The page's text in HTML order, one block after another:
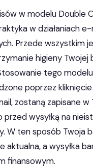
w modelu Double
w działaniach
Przede wszystkim
higieny Twojej
tego
poprzez
zostaną zapisane w
przed wysyłką na
W ten sposób Twoja
aktualna, a wysyłka
finansowym.